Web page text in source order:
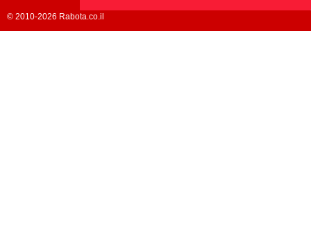
© 2010-2026 Rabota.co.il